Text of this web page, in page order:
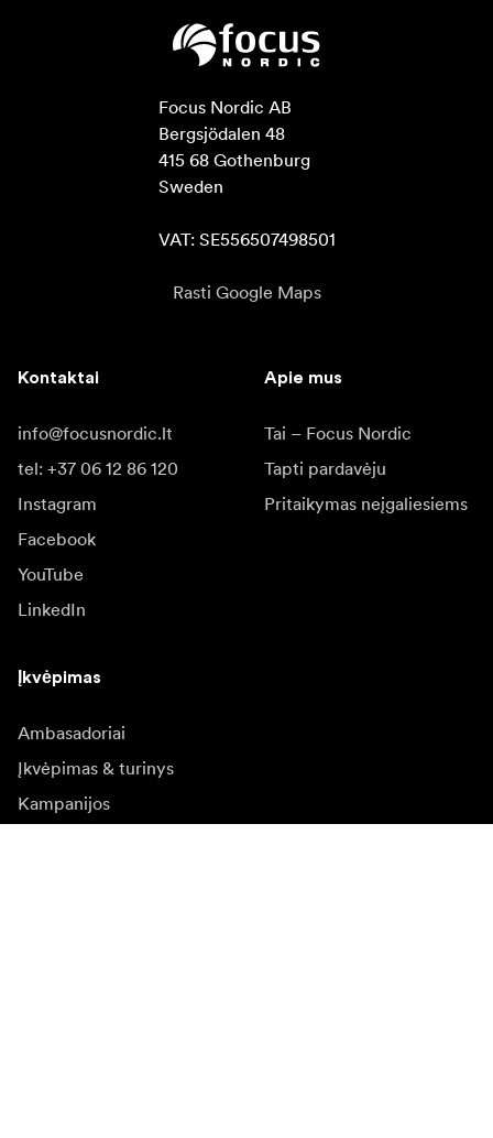
Focus Nordic AB
Bergsjödalen 48
415 68 Gothenburg
Sweden
VAT: SE556507498501
Rasti Google Maps
Kontaktai
info@focusnordic.lt
tel: +37 06 12 86 120
Instagram
Facebook
YouTube
LinkedIn
Apie mus
Tai – Focus Nordic
Tapti pardavėju
Pritaikymas neįgaliesiems
Įkvėpimas
Ambasadoriai
Įkvėpimas & turinys
Kampanijos